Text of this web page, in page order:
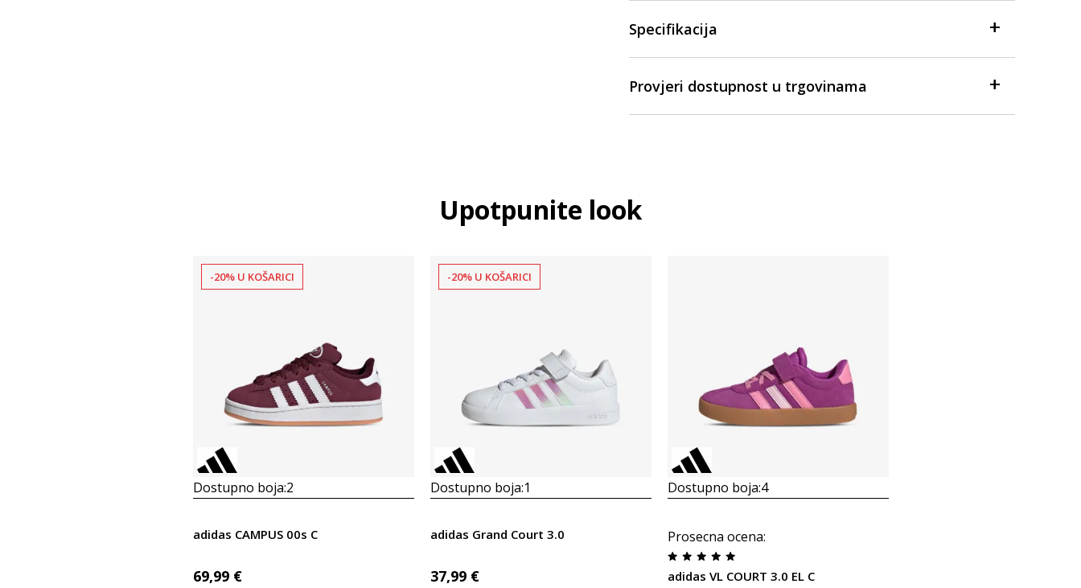
Specifikacija
Provjeri dostupnost u trgovinama
Upotpunite look
-20% U KOŠARICI
Dostupno boja:2
adidas CAMPUS 00s C
69,99 €
-20% U KOŠARICI
Dostupno boja:1
adidas Grand Court 3.0
37,99 €
Dostupno boja:4
Prosecna ocena:
adidas VL COURT 3.0 EL C